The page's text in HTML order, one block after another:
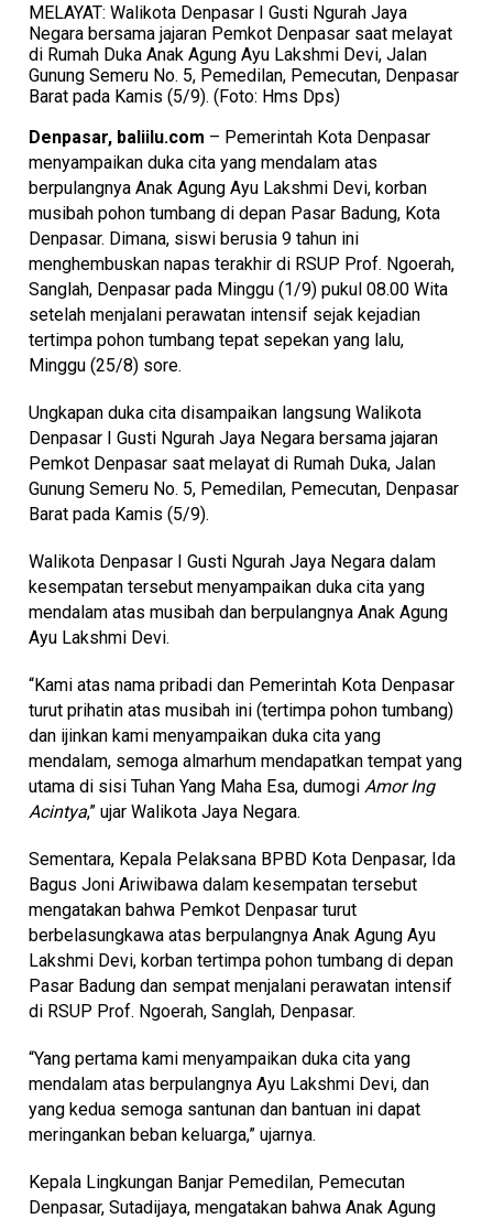
MELAYAT: Walikota Denpasar I Gusti Ngurah Jaya
Negara bersama jajaran Pemkot Denpasar saat melayat
di Rumah Duka Anak Agung Ayu Lakshmi Devi, Jalan
Gunung Semeru No. 5, Pemedilan, Pemecutan, Denpasar
Barat pada Kamis (5/9). (Foto: Hms Dps)
Denpasar, baliilu.com – Pemerintah Kota Denpasar
menyampaikan duka cita yang mendalam atas
berpulangnya Anak Agung Ayu Lakshmi Devi, korban
musibah pohon tumbang di depan Pasar Badung, Kota
Denpasar. Dimana, siswi berusia 9 tahun ini
menghembuskan napas terakhir di RSUP Prof. Ngoerah,
Sanglah, Denpasar pada Minggu (1/9) pukul 08.00 Wita
setelah menjalani perawatan intensif sejak kejadian
tertimpa pohon tumbang tepat sepekan yang lalu,
Minggu (25/8) sore.
Ungkapan duka cita disampaikan langsung Walikota
Denpasar I Gusti Ngurah Jaya Negara bersama jajaran
Pemkot Denpasar saat melayat di Rumah Duka, Jalan
Gunung Semeru No. 5, Pemedilan, Pemecutan, Denpasar
Barat pada Kamis (5/9).
Walikota Denpasar I Gusti Ngurah Jaya Negara dalam
kesempatan tersebut menyampaikan duka cita yang
mendalam atas musibah dan berpulangnya Anak Agung
Ayu Lakshmi Devi.
“Kami atas nama pribadi dan Pemerintah Kota Denpasar
turut prihatin atas musibah ini (tertimpa pohon tumbang)
dan ijinkan kami menyampaikan duka cita yang
mendalam, semoga almarhum mendapatkan tempat yang
utama di sisi Tuhan Yang Maha Esa, dumogi Amor Ing
Acintya,” ujar Walikota Jaya Negara.
Sementara, Kepala Pelaksana BPBD Kota Denpasar, Ida
Bagus Joni Ariwibawa dalam kesempatan tersebut
mengatakan bahwa Pemkot Denpasar turut
berbelasungkawa atas berpulangnya Anak Agung Ayu
Lakshmi Devi, korban tertimpa pohon tumbang di depan
Pasar Badung dan sempat menjalani perawatan intensif
di RSUP Prof. Ngoerah, Sanglah, Denpasar.
“Yang pertama kami menyampaikan duka cita yang
mendalam atas berpulangnya Ayu Lakshmi Devi, dan
yang kedua semoga santunan dan bantuan ini dapat
meringankan beban keluarga,” ujarnya.
Kepala Lingkungan Banjar Pemedilan, Pemecutan
Denpasar, Sutadijaya, mengatakan bahwa Anak Agung